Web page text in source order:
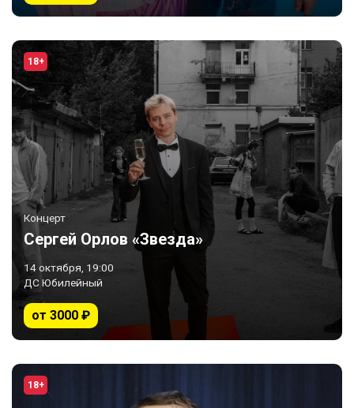
18+
Концерт
Сергей Орлов «Звезда»
14 октября, 19:00
ДС Юбилейный
от 3000 ₽
18+